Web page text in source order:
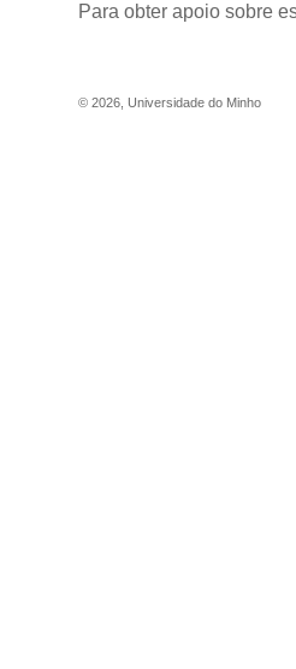
Para obter apoio sobre
© 2026 Universidade do Minho